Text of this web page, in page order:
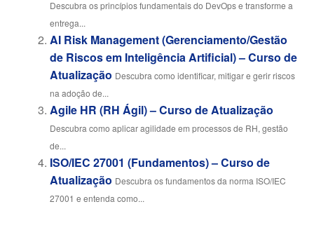
Descubra os princípios fundamentais do DevOps e transforme a
entrega...
AI Risk Management (Gerenciamento/Gestão
de Riscos em Inteligência Artificial) – Curso de
Atualização Descubra como identificar, mitigar e gerir riscos
na adoção de...
Agile HR (RH Ágil) – Curso de Atualização
Descubra como aplicar agilidade em processos de RH, gestão
de...
ISO/IEC 27001 (Fundamentos) – Curso de
Atualização Descubra os fundamentos da norma ISO/IEC
27001 e entenda como...